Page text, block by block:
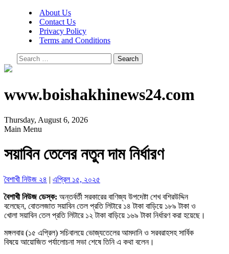
About Us
Contact Us
Privacy Policy
Terms and Conditions
Search
for:
www.boishakhinews24.com
Thursday, August 6, 2026
Main Menu
সয়াবিন তেলের নতুন দাম নির্ধারণ
বৈশাখী নিউজ ২৪ | এপ্রিল ১৫, ২০২৫
বৈশাখী নিউজ ডেস্ক: অন্তর্বর্তী সরকারের বাণিজ্য উপদেষ্টা শেখ বশিরউদ্দিন
বলেছেন, বোতলজাত সয়াবিন তেল প্রতি লিটারে ১৪ টাকা বাড়িয়ে ১৮৯ টাকা ও
খোলা সয়াবিন তেল প্রতি লিটারে ১২ টাকা বাড়িয়ে ১৬৯ টাকা নির্ধারণ করা হয়েছে।
মঙ্গলবার (১৫ এপ্রিল) সচিবালয়ে ভোজ্যতেলের আমদানি ও সরবরাহসহ সার্বিক
বিষয়ে আয়োজিত পর্যালোচনা সভা শেষে তিনি এ কথা বলেন।